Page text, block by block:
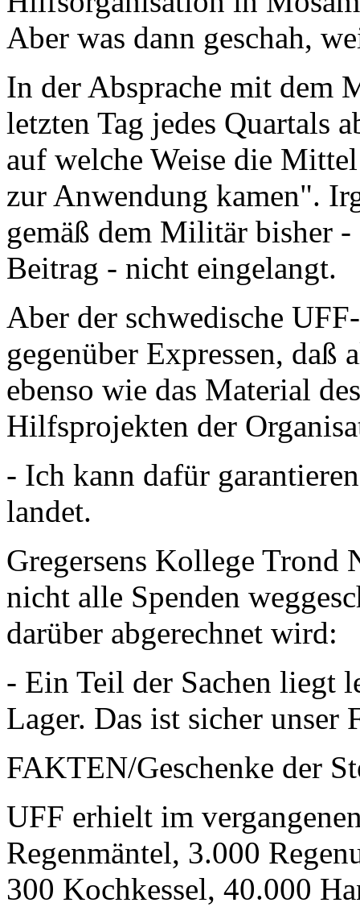
Aber was dann geschah,
In der Absprache mit dem
letzten Tag jedes Quartals
auf welche Weise die
zur Anwendung kamen".
gemäß dem Militär bisher -
Beitrag - nicht eingelangt.
Aber der schwedische
gegenüber Expressen,
ebenso wie das Material
Hilfsprojekten der
- Ich kann dafür
landet.
Gregersens Kollege Trond
nicht alle Spenden
darüber abgerechnet wird:
- Ein Teil der Sachen liegt
Lager. Das ist sicher unser
FAKTEN/Geschenke der
UFF erhielt im
Regenmäntel, 3.000
300 Kochkessel, 40.000